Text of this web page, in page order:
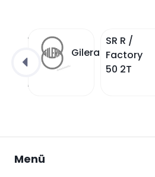
CBR 954
/SC50/
Fierblade
Gilera
SR R /
Factory
50 2T
Menü